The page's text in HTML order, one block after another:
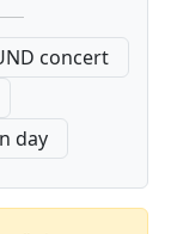
concert
day